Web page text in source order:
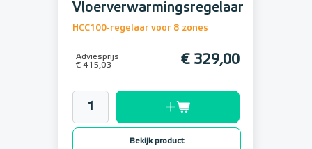
Vloerverwarmingsregelaar
HCC100-regelaar voor 8 zones
Adviesprijs
€ 415,03
€ 329,00
Bekijk product